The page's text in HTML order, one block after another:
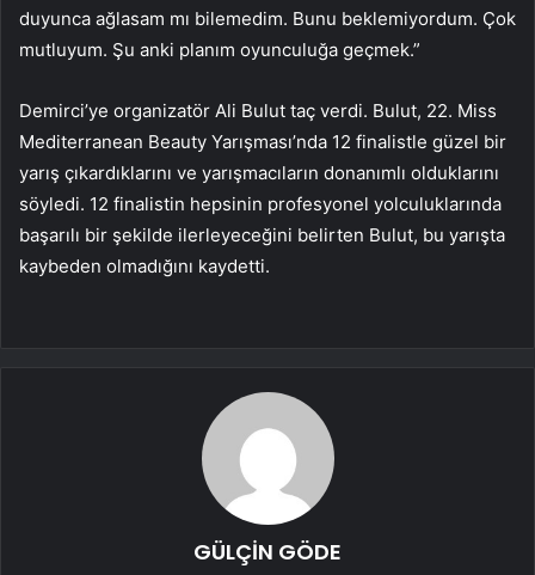
duyunca ağlasam mı bilemedim. Bunu beklemiyordum. Çok
mutluyum. Şu anki planım oyunculuğa geçmek.”
Demirci’ye organizatör Ali Bulut taç verdi. Bulut, 22. Miss
Mediterranean Beauty Yarışması’nda 12 finalistle güzel bir
yarış çıkardıklarını ve yarışmacıların donanımlı olduklarını
söyledi. 12 finalistin hepsinin profesyonel yolculuklarında
başarılı bir şekilde ilerleyeceğini belirten Bulut, bu yarışta
kaybeden olmadığını kaydetti.
GÜLÇİN GÖDE